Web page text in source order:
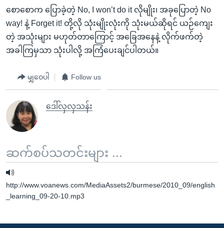
စောစောက ပြောခဲ့တဲ့ No, I won’t do it လိုမျိုး၊ အခုပြောတဲ့ No
way! နဲ့ Forget it! တို့လို သုံးမျိုးလုံးကို သုံးမယ်ဆိုရင် ယဉ်ကျေး
တဲ့ အသုံးများ မဟုတ်တာကြောင့် အခြေအနေနဲ့ လိုက်ဖက်တဲ့
အခါကြမှသာ သုံးပါလို့ အကြံပေးချင်ပါတယ်။
မျှဝေပါ Follow us
ဒေါ်လှလှသန်း
ဆက်စပ်သတင်းများ ...
http://www.voanews.com/MediaAssets2/burmese/2010_09/english
_learning_09-20-10.mp3